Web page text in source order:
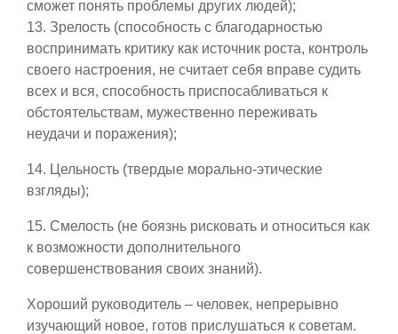
сможет понять проблемы других людей);
13. Зрелость (способность с благодарностью
воспринимать критику как источник роста, контроль
своего настроения, не считает себя вправе судить
всех и вся, способность приспосабливаться к
обстоятельствам, мужественно переживать
неудачи и поражения);
14. Цельность (твердые морально-этические
взгляды);
15. Смелость (не боязнь рисковать и относиться как
к возможности дополнительного
совершенствования своих знаний).
Хороший руководитель – человек, непрерывно
изучающий новое, готов прислушаться к советам.